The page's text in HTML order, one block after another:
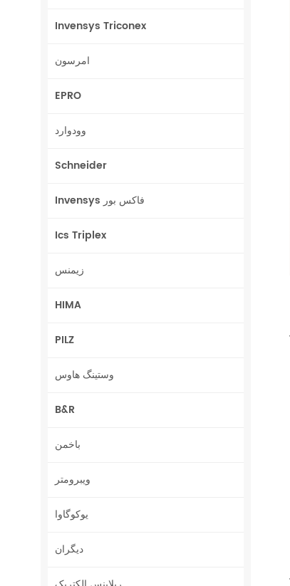
Invensys Triconex
امرسون
EPRO
وودوارد
Schneider
Invensys فاکس بور
Ics Triplex
زیمنس
HIMA
PILZ
وستینگ هاوس
B&R
باخمن
ویبرومتر
یوکوگاوا
دیگران